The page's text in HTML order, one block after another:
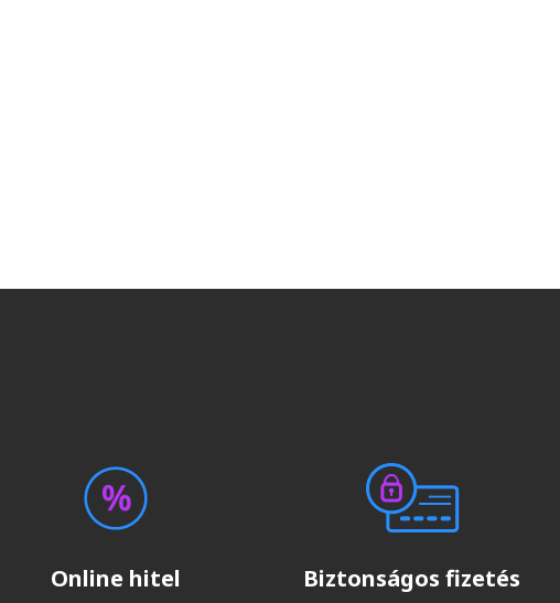
Online hitel Biztonságos fizetés